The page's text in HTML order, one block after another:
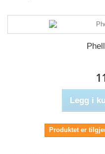
Legg i
Produktet er